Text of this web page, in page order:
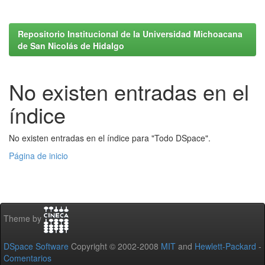
Repositorio Institucional de la Universidad Michoacana
de San Nicolás de Hidalgo
No existen entradas en el
índice
No existen entradas en el índice para "Todo DSpace".
Página de inicio
Theme by
DSpace Software Copyright © 2002-2008 MIT and Hewlett-Packard -
Comentarios